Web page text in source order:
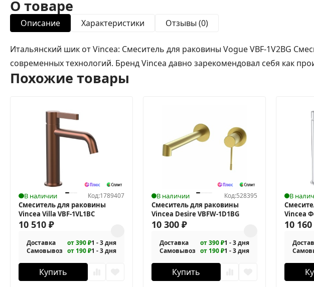
О товаре
Описание Характеристики Отзывы (0)
Итальянский шик от Vincea: Смеситель для раковины Vogue VBF-1V2BG
современных технологий. Бренд Vincea давно зарекомендовал себя как
Похожие товары
В наличии Код:1789407
Смеситель для раковины
Vincea Villa VBF-1VL1BC
10 510 ₽
Доставка от 390 ₽1 - 3 дня
Самовывоз от 190 ₽1 - 3 дня
Купить
В наличии Код:528395
Смеситель для раковины
Vincea Desire VBFW-1D1BG
10 300 ₽
Доставка от 390 ₽1 - 3 дня
Самовывоз от 190 ₽1 - 3 дня
Купить
В
Vincea
5FE2CH
10 160